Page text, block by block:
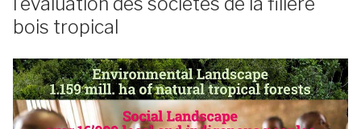
bois tropical